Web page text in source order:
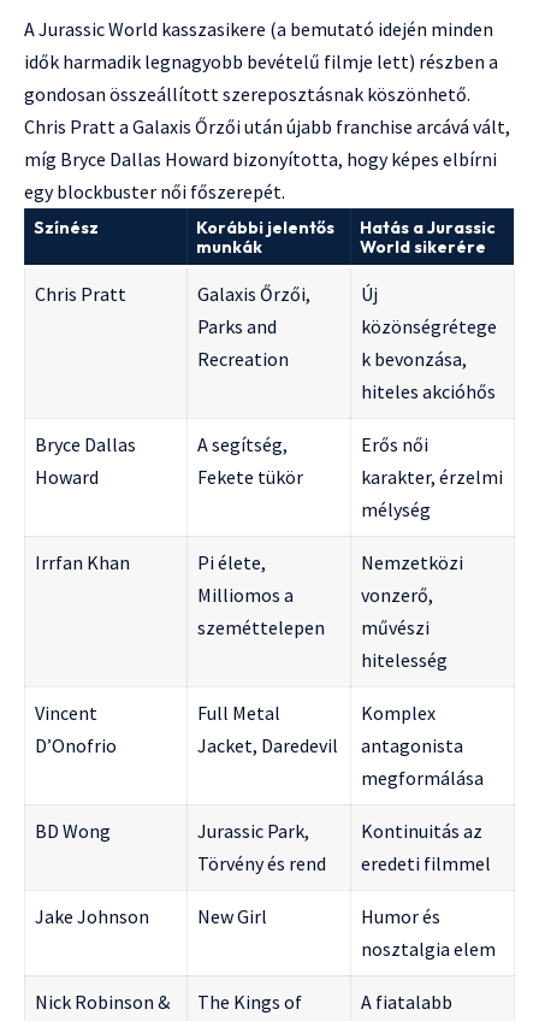
A Jurassic World kasszasikere (a bemutató idején minden
idők harmadik legnagyobb bevételű filmje lett) részben a
gondosan összeállított szereposztásnak köszönhető.
Chris Pratt a Galaxis Őrzői után újabb franchise arcává vált,
míg Bryce Dallas Howard bizonyította, hogy képes elbírni
egy blockbuster női főszerepét.
Színész
Korábbi jelentős
munkák
Hatás a Jurassic
World sikerére
Chris Pratt
Galaxis Őrzői,
Parks and
Recreation
Új
közönségrétege
k bevonzása,
hiteles akcióhős
Bryce Dallas
Howard
A segítség,
Fekete tükör
Erős női
karakter, érzelmi
mélység
Irrfan Khan
Pi élete,
Milliomos a
szeméttelepen
Nemzetközi
vonzerő,
művészi
hitelesség
Vincent
D’Onofrio
Full Metal
Jacket, Daredevil
Komplex
antagonista
megformálása
BD Wong
Jurassic Park,
Törvény és rend
Kontinuitás az
eredeti filmmel
Jake Johnson New Girl
Humor és
nosztalgia elem
Nick Robinson &
The Kings of
A fiatalabb